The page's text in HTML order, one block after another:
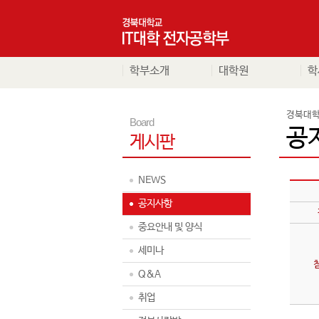
학부소개 대학원
Board
게시판
NEWS
공지사항
중요안내 및 양식
세미나
Q&A
취업
경북대
공